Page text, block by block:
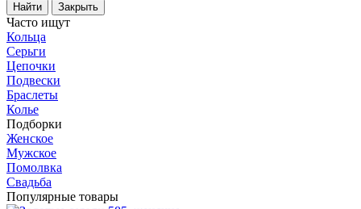
Найти Закрыть
Часто ищут
Кольца
Серьги
Цепочки
Подвески
Браслеты
Колье
Подборки
Женское
Мужское
Помолвка
Свадьба
Популярные товары